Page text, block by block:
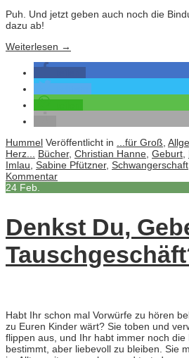
Puh. Und jetzt geben auch noch die
dazu ab!
Weiterlesen →
Hummel Veröffentlicht in ...für Groß,
Herz... Bücher, Christian Hanne, Geburt,
Imlau, Sabine Pfützner, Schwangerschaft
Kommentar
24 Feb.
Denkst Du,
Habt Ihr schon mal Vorwürfe zu hören
zu Euren Kinder wärt? Sie toben und
flippen aus, und Ihr habt immer noch die
bestimmt, aber liebevoll zu bleiben. Sie